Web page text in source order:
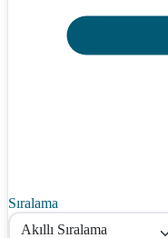
Sıralama
Akıllı Sıralama